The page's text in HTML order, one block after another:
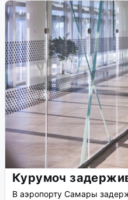
Курумоч
В аэропорту Самары